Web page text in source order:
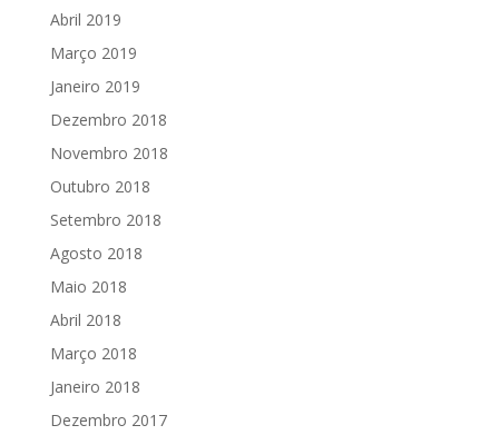
Abril 2019
Março 2019
Janeiro 2019
Dezembro 2018
Novembro 2018
Outubro 2018
Setembro 2018
Agosto 2018
Maio 2018
Abril 2018
Março 2018
Janeiro 2018
Dezembro 2017